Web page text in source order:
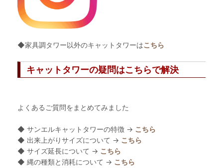
◆家具調タワー以外のキャットタワーはこちら
キャットタワーの疑問はこちらで解決
よくあるご質問をまとめてみました
◆ サンエルキャットタワーの特徴 → こちら
◆ 出来上がりサイズについて → こちら
◆ サイズ延長について → こちら
◆ 縄の種類と消耗について → こちら